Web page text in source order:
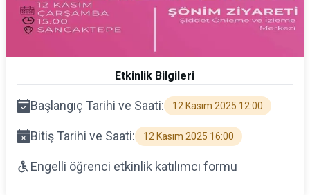
Etkinlik Bilgileri
Başlangıç Tarihi ve Saati: 12 Kasım 2025 12:00
Bitiş Tarihi ve Saati: 12 Kasım 2025 16:00
Engelli öğrenci etkinlik katılımcı formu